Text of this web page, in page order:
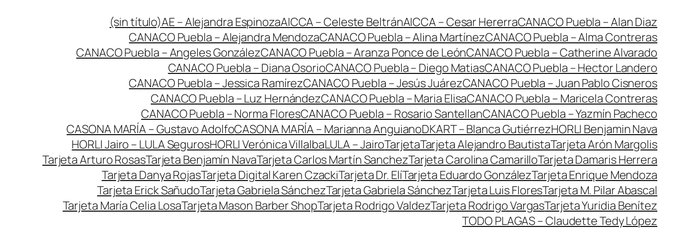
(sin título)AE – Alejandra EspinozaAICCA – Celeste BeltránAICCA – Cesar HererraCANACO Puebla – Alan Diaz
CANACO Puebla – Alejandra MendozaCANACO Puebla – Alina MartínezCANACO Puebla – Alma Contreras
CANACO Puebla – Angeles GonzálezCANACO Puebla – Aranza Ponce de LeónCANACO Puebla – Catherine Alvarado
CANACO Puebla – Diana OsorioCANACO Puebla – Diego MatiasCANACO Puebla – Hector Landero
CANACO Puebla – Jessica RamírezCANACO Puebla – Jesús JuárezCANACO Puebla – Juan Pablo Cisneros
CANACO Puebla – Luz HernándezCANACO Puebla – Maria ElisaCANACO Puebla – Maricela Contreras
CANACO Puebla – Norma FloresCANACO Puebla – Rosario SantellanCANACO Puebla – Yazmín Pacheco
CASONA MARÍA – Gustavo AdolfoCASONA MARÍA – Marianna AnguianoDKART – Blanca GutiérrezHORLI Benjamin Nava
HORLI Jairo – LULA SegurosHORLI Verónica VillalbaLULA – JairoTarjetaTarjeta Alejandro BautistaTarjeta Arón Margolis
Tarjeta Arturo RosasTarjeta Benjamín NavaTarjeta Carlos Martín SanchezTarjeta Carolina CamarilloTarjeta Damaris Herrera
Tarjeta Danya RojasTarjeta Digital Karen CzackiTarjeta Dr. ElíTarjeta Eduardo GonzálezTarjeta Enrique Mendoza
Tarjeta Erick SañudoTarjeta Gabriela SánchezTarjeta Gabriela SánchezTarjeta Luis FloresTarjeta M. Pilar Abascal
Tarjeta María Celia LosaTarjeta Mason Barber ShopTarjeta Rodrigo ValdezTarjeta Rodrigo VargasTarjeta Yuridia Benítez
TODO PLAGAS – Claudette Tedy López